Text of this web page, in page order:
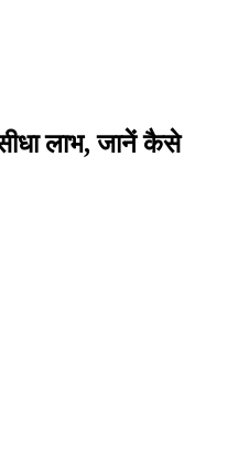
लाभ, जानें कैसे